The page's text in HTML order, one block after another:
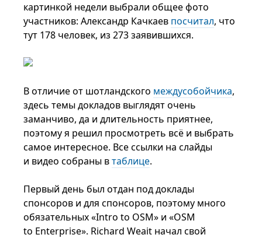
картинкой недели выбрали общее фото
участников: Александр Качкаев посчитал, что
тут 178 человек, из 273 заявившихся.
В отличие от шотландского междусобойчика,
здесь темы докладов выглядят очень
заманчиво, да и длительность приятнее,
поэтому я решил просмотреть всё и выбрать
самое интересное. Все ссылки на слайды
и видео собраны втаблице.
Первый день был отдан под доклады
спонсоров и для спонсоров, поэтому много
обязательных «Intro to OSM» и «OSM
to Enterprise». Richard Weait начал свой